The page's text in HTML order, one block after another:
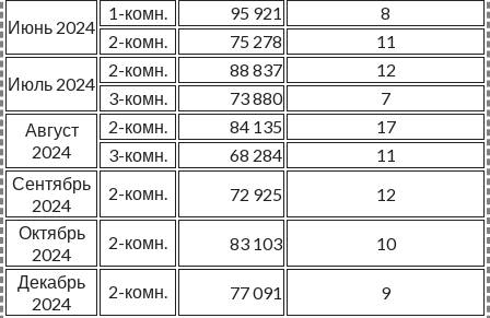
Июнь 2024
1-комн. 95 921
8
2-комн.
75 278 11
Июль 2024
2-комн. 88 837
12
3-комн.
73 880
7
Август
2024
2-комн. 84 135
17
3-комн.
68 284
11
Сентябрь
2024
2-комн. 72 925
12
Октябрь
2024
2-комн. 83 103
10
Декабрь
2024
2-комн. 77 091
9